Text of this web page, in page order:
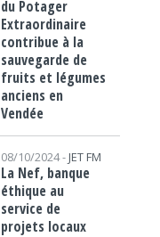
du Potager
Extraordinaire
contribue à la
sauvegarde de
fruits et légumes
anciens en
Vendée
08/10/2024 - JET FM
La Nef, banque
éthique au
service de
projets locaux